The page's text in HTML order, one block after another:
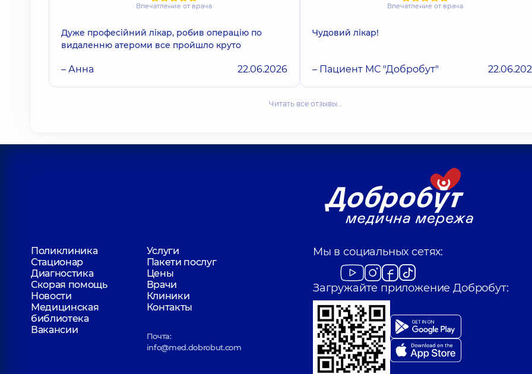
Впечатление от врача
Дуже професійний лікар, робив операцію по
видаленню атероми все пройшло круто
– Анна 22.06.2026
Впечатление от врача
Чудовий лікар!
– Пациент МС "Добробут"
Читать все отзывы…
Поликлиника
Услуги
Стационар
Пакети послуг
Диагностика
Цены
Скорая помощь
Врачи
Новости
Клиники
Медицинская
библиотека
Контакты
Вакансии
Почта:
info@med.dobrobut.com
Мы в социальных сетях:
Загружайте приложение Добробут: